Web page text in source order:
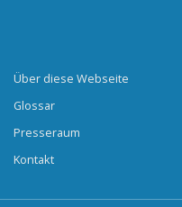
Über diese Webseite
Glossar
Presseraum
Kontakt